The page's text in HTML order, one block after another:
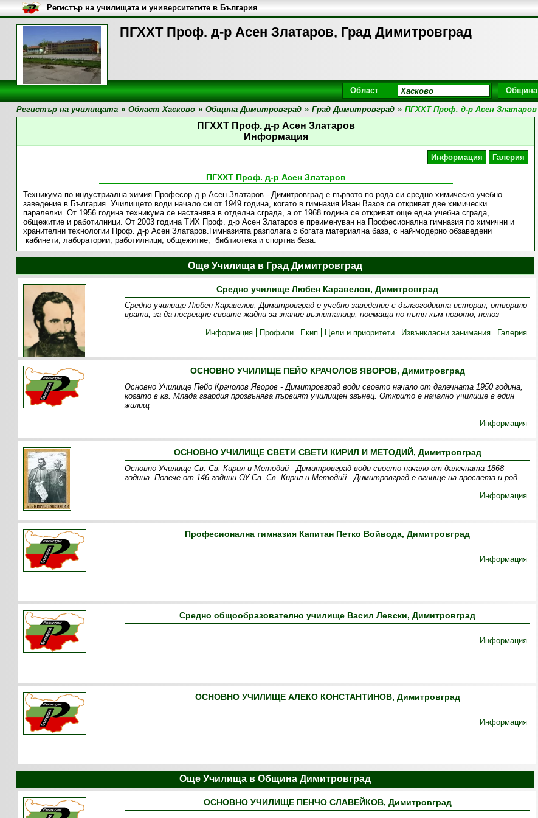
ПГХХТ Проф. д-р Асен Златаров, Град Димитровград
Регистър на училищата и университетите в България
Област Община
Регистър на училищата » Област Хасково » Община Димитровград » Град Димитровград » ПГХХТ Проф. д-р Асен Златаров
ПГХХТ Проф. д-р Асен Златаров
Информация
Информация Галерия
ПГХХТ Проф. д-р Асен Златаров
Техникума по индустриална химия Професор д-р Асен Златаров - Димитровград е първото по рода си средно химическо учебно
заведение в България. Училището води начало си от 1949 година, когато в гимназия Иван Вазов се откриват две химически
паралелки. От 1956 година техникума се настанява в отделна сграда, а от 1968 година се откриват още една учебна сграда,
общежитие и работилници. От 2003 година ТИХ Проф. д-р Асен Златаров е преименуван на Професионална гимназия по химични и
хранителни технологии Проф. д-р Асен Златаров.Гимназията разполага с богата материална база, с най-модерно обзаведени
кабинети, лаборатории, работилници, общежитие, библиотека и спортна база.
Още Училища в Град Димитровград
Средно училище Любен Каравелов, Димитровград
Средно училище Любен Каравелов, Димитровград е учебно заведение с дългогодишна история, отворило
врати, за да посрещне своите жадни за знание възпитаници, поемащи по пътя към новото, непоз
Информация
Профили Екип Цели и приоритети Извънкласни занимания Галерия
ОСНОВНО УЧИЛИЩЕ ПЕЙО КРАЧОЛОВ ЯВОРОВ, Димитровград
Основно Училище Пейо Крачолов Яворов - Димитровград води своето начало от далечната 1950 година,
когато в кв. Млада гвардия прозвънява първият училищен звънец. Открито е начално училище в един
жилищ
Информация
ОСНОВНО УЧИЛИЩЕ СВЕТИ СВЕТИ КИРИЛ И МЕТОДИЙ, Димитровград
Основно Училище Св. Св. Кирил и Методий - Димитровград води своето начало от далечната 1868
година. Повече от 146 години ОУ Св. Св. Кирил и Методий - Димитровград е огнище на просвета и род
Информация
Професионална гимназия Капитан Петко Войвода, Димитровград
Информация
Средно общообразователно училище Васил Левски, Димитровград
Информация
ОСНОВНО УЧИЛИЩЕ АЛЕКО КОНСТАНТИНОВ, Димитровград
Информация
Още Училища в Община Димитровград
ОСНОВНО УЧИЛИЩЕ ПЕНЧО СЛАВЕЙКОВ, Димитровград